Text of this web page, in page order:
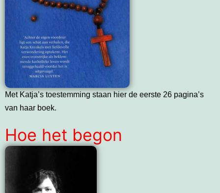
Met Katja’s toestemming staan hier de eerste 26 pagina’s
van haar boek.
Hoe het begon